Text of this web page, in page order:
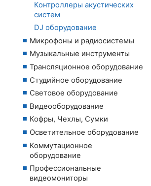
Контроллеры акустических
систем
DJ оборудование
Микрофоны и радиосистемы
Музыкальные инструменты
Трансляционное оборудование
Студийное оборудование
Световое оборудование
Видеооборудование
Кофры, Чехлы, Сумки
Осветительное оборудование
Коммутационное
оборудование
Профессиональные
видеомониторы